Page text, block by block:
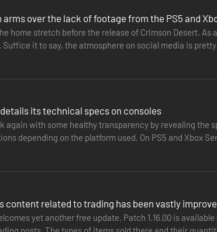
z klanu Greymanów – ludzi, którzy byli dla niego
rozpoczyna się jego podróż — by odnaleźć
arms over the lack of footage from the PS5 and
home stretch before the release of Crimson Desert.
Suffice it to say, the atmosphere on social media is
its technical specs on consoles
again with some healthy transparency by revealing
depending on the platform used. On PS5 and Xbox
in…
content related to trading has been vastly
yet another free update. Patch 1.16.00 is